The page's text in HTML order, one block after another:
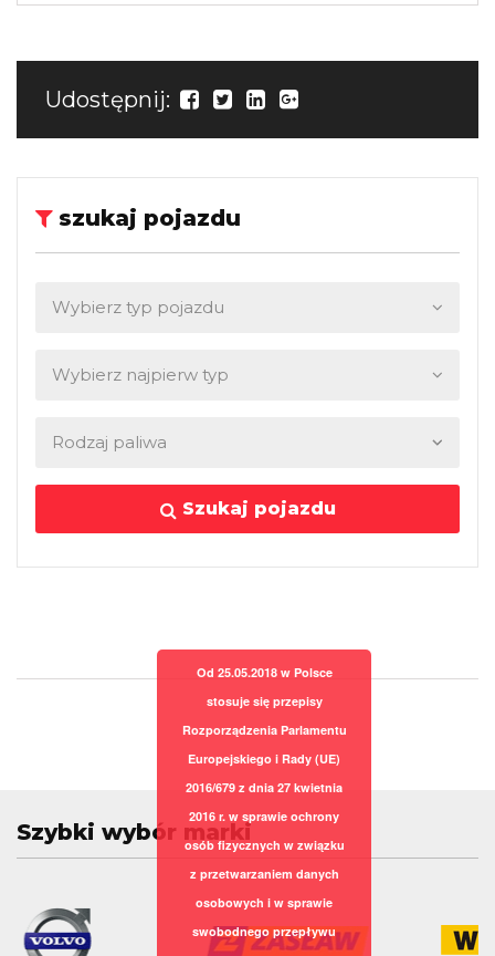
Udostępnij:
szukaj pojazdu
Szukaj pojazdu
Szybki wybór marki
Od 25.05.2018 w Polsce
stosuje się przepisy
Rozporządzenia Parlamentu
Europejskiego i Rady (UE)
2016/679 z dnia 27 kwietnia
2016 r. w sprawie ochrony
osób fizycznych w związku
z przetwarzaniem danych
osobowych i w sprawie
swobodnego przepływu